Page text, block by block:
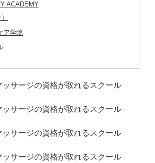
ACADEMY
ア学院
サージの資格が取れるスクール
サージの資格が取れるスクール
サージの資格が取れるスクール
サージの資格が取れるスクール